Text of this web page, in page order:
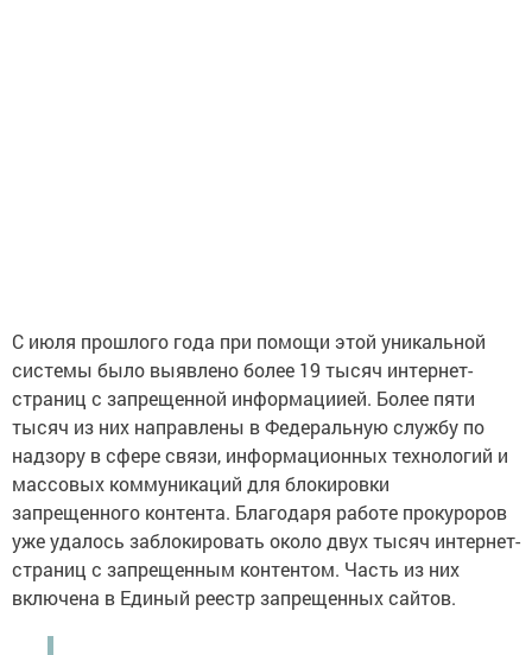
С июля прошлого года при помощи этой уникальной
системы было выявлено более 19 тысяч интернет-
страниц с запрещенной информациией. Более пяти
тысяч из них направлены в Федеральную службу по
надзору в сфере связи, информационных технологий и
массовых коммуникаций для блокировки
запрещенного контента. Благодаря работе прокуроров
уже удалось заблокировать около двух тысяч интернет-
страниц с запрещенным контентом. Часть из них
включена в Единый реестр запрещенных сайтов.